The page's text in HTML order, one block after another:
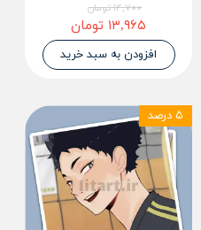
۱۴,۷۰۰ تومان
۱۳,۹۶۵ تومان
افزودن به سبد خرید
۵ درصد